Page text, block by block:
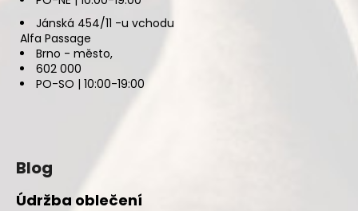
Jánská 454/11 -u vchodu
Alfa Passage
Brno - město,
602 000
PO-SO | 10:00-19:00
Blog
Údržba oblečení